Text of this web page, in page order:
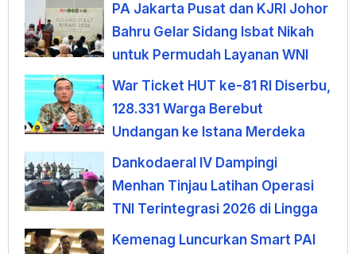
PA Jakarta Pusat dan KJRI Johor
Bahru Gelar Sidang Isbat Nikah
untuk Permudah Layanan WNI
War Ticket HUT ke-81 RI Diserbu,
128.331 Warga Berebut
Undangan ke Istana Merdeka
Dankodaeral IV Dampingi
Menhan Tinjau Latihan Operasi
TNI Terintegrasi 2026 di Lingga
Kemenag Luncurkan Smart PAI